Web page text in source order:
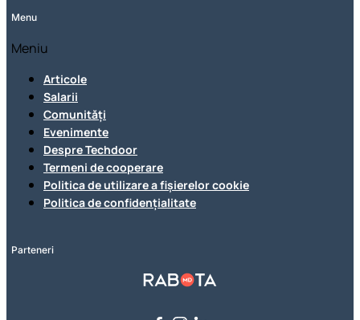
Menu
Meniu
Articole
Salarii
Comunități
Evenimente
Despre Techdoor
Termeni de cooperare
Politica de utilizare a fișierelor cookie
Politica de confidențialitate
Parteneri